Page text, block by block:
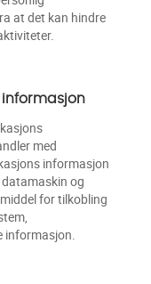
at det kan hindre
informasjon
med
informasjon
og
for tilkobling
informasjon.